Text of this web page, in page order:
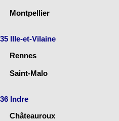
Montpellier
35 Ille-et-Vilaine
Rennes
Saint-Malo
36 Indre
Châteauroux